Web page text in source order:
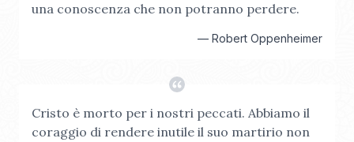
una conoscenza che non potranno perdere.
— Robert Oppenheimer
Cristo è morto per i nostri peccati. Abbiamo il
coraggio di rendere inutile il suo martirio non